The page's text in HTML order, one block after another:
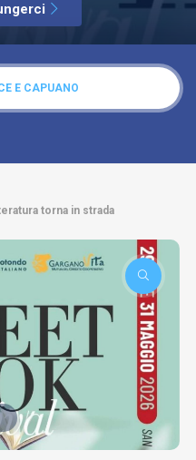
E CAPUANO
torna in strada